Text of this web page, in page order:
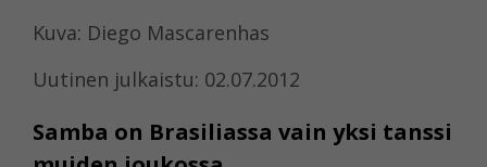
Kuva: Diego Mascarenhas
Uutinen julkaistu: 02.07.2012
Samba on Brasiliassa vain yksi tanssi